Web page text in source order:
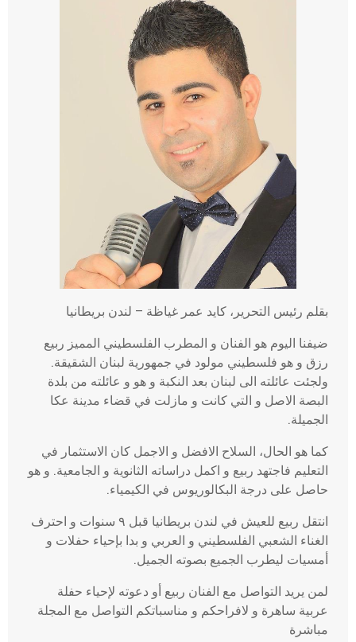
بقلم رئيس التحرير، كايد عمر غياظة – لندن بريطانيا
ضيفنا اليوم هو الفنان و المطرب الفلسطيني المميز ربيع
رزق و هو فلسطيني مولود في جمهورية لبنان الشقيقة.
ولجئت عائلته الى لبنان بعد النكبة و هو و عائلته من بلدة
البصة الاصل و التي كانت و مازلت في قضاء مدينة عكا
الجميلة.
كما هو الحال، السلاح الافضل و الاجمل كان الاستثمار في
التعليم فاجتهد ربيع و اكمل دراساته الثانوية و الجامعية. و هو
حاصل على درجة البكالوريوس في الكيمياء.
انتقل ربيع للعيش في لندن بريطانيا قبل ٩ سنوات و احترف
الغناء الشعبي الفلسطيني و العربي و بدا بإحياء حفلات و
أمسيات ليطرب الجميع بصوته الجميل.
لمن يريد التواصل مع الفنان ربيع أو دعوته لإحياء حفلة
عربية ساهرة و لافراحكم و مناسباتكم التواصل مع المجلة
مباشرة